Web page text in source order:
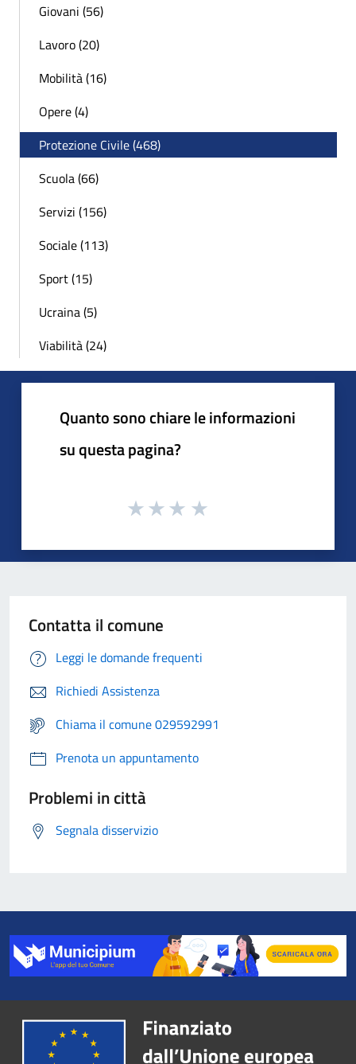
Giovani (56)
Lavoro (20)
Mobilità (16)
Opere (4)
Protezione Civile (468)
Scuola (66)
Servizi (156)
Sociale (113)
Sport (15)
Ucraina (5)
Viabilità (24)
Quanto sono chiare le informazioni
su questa pagina?
Contatta il comune
Leggi le domande frequenti
Richiedi Assistenza
Chiama il comune 029592991
Prenota un appuntamento
Problemi in città
Segnala disservizio